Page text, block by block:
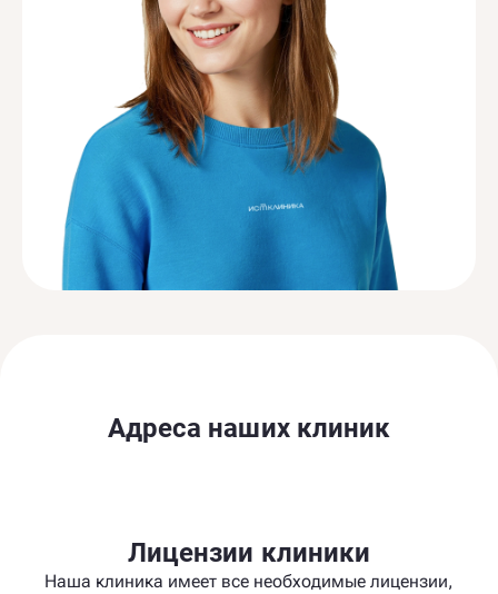
Адреса наших клиник
Лицензии клиники
Наша клиника имеет все необходимые лицензии,